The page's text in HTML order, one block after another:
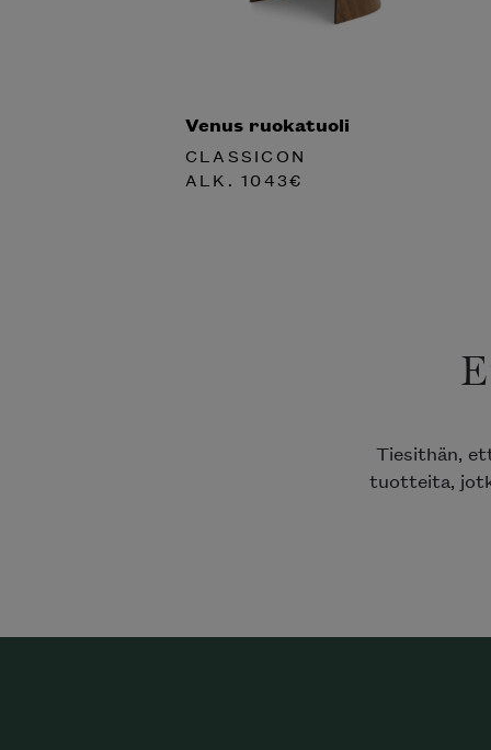
Venus ruokatuoli
CLASSICON
ALK.1043€
Tiesithän,
tuotteita,